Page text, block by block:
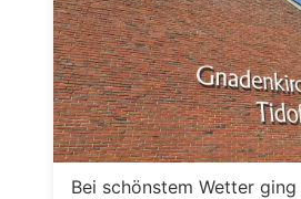
Bei schönstem Wetter